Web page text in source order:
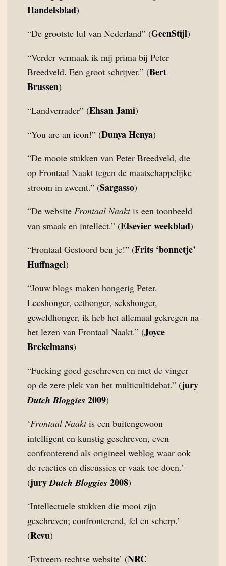
Handelsblad)
“De grootste lul van Nederland” (GeenStijl)
“Verder vermaak ik mij prima bij Peter
Breedveld. Een groot schrijver.” (Bert
Brussen)
“Landverrader” (Ehsan Jami)
“You are an icon!” (Dunya Henya)
“De mooie stukken van Peter Breedveld, die
op Frontaal Naakt tegen de maatschappelijke
stroom in zwemt.” (Sargasso)
“De website Frontaal Naaktis een toonbeeld
van smaak en intellect.” (Elsevier weekblad)
“Frontaal Gestoord ben je!” (Frits ‘bonnetje’
Huffnagel)
“Jouw blogs maken hongerig Peter.
Leeshonger, eethonger, sekshonger,
geweldhonger, ik heb het allemaal gekregen na
het lezen van Frontaal Naakt.” (Joyce
Brekelmans)
“Fucking goed geschreven en met de vinger
op de zere plek van het multicultidebat.” (jury
Dutch Bloggies 2009)
‘Frontaal Naaktis een buitengewoon
intelligent en kunstig geschreven, even
confronterend als origineel weblog waar ook
de reacties en discussies er vaak toe doen.’
(juryDutch Bloggies 2008)
‘Intellectuele stukken die mooi zijn
geschreven; confronterend, fel en scherp.’
(Revu)
‘Extreem-rechtse website’ (NRC